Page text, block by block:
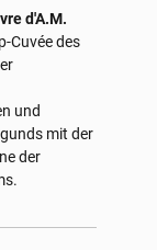
d'A.M.
Cuvée des
und
mit der
der